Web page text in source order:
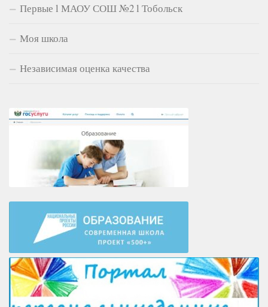
Первые l МАОУ СОШ №2 l Тобольск
Моя школа
Независимая оценка качества